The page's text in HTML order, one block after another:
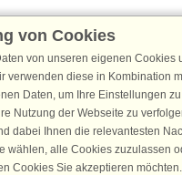
sich 100.000 Ferienhaus-Fans
Willkommensgutschein von 25
- melden Sie sich einfach für
Sie nie wieder exklusive Angebote,
von Cookies
von unseren eigenen Cookies
verwenden diese in Kombination
Daten, um Ihre Einstellungen
Nutzung der Webseite zu
dabei Ihnen die relevantesten
wählen, alle Cookies zuzulassen
Cookies Sie akzeptieren möchten.